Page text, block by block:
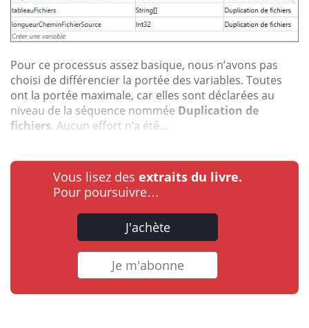
Pour ce processus assez basique, nous n’avons pas
choisi de différencier la portée des variables. Toutes
ont la portée maximale, car elles sont déclarées au
niveau de la séquence nommée Duplication de
fichiers. Aucun effort n’a été...
Vous lisez des extraits du livre.
Pour poursuivre…
J'achète
Je m'abonne